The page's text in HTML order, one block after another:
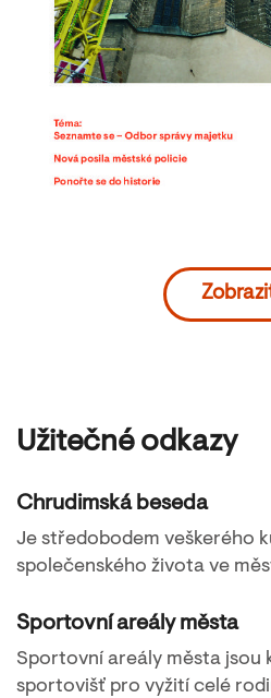
Užitečné odkazy
Chrudimská beseda
Je středobodem veškerého
společenského života ve
Sportovní areály města
Sportovní areály města jsou
sportovišť pro vyžití celé